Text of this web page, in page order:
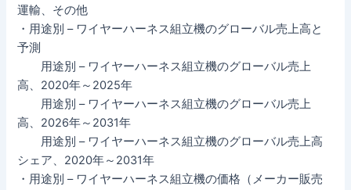
運輸、その他
・用途別 – ワイヤーハーネス組立機のグローバル売上高と
予測
用途別 – ワイヤーハーネス組立機のグローバル売上
高、2020年～2025年
用途別 – ワイヤーハーネス組立機のグローバル売上
高、2026年～2031年
用途別 – ワイヤーハーネス組立機のグローバル売上高
シェア、2020年～2031年
・用途別 – ワイヤーハーネス組立機の価格（メーカー販売